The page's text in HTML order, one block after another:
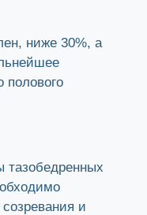
ниже 30%, а
полового
тазобедренных
и